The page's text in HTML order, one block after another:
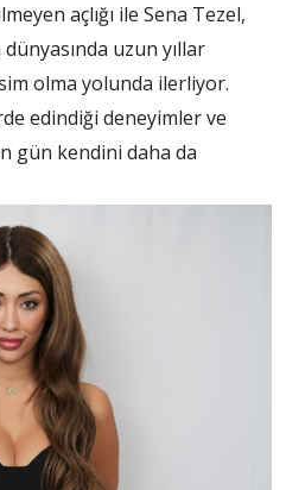
açlığı ile Sena Tezel,
uzun yıllar
olma yolunda ilerliyor.
edindiği deneyimler ve
gün kendini daha da